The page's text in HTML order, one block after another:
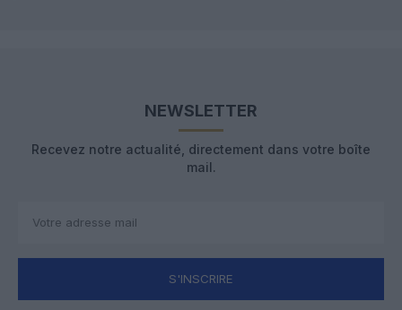
NEWSLETTER
Recevez notre actualité, directement dans votre boîte
mail.
S'INSCRIRE